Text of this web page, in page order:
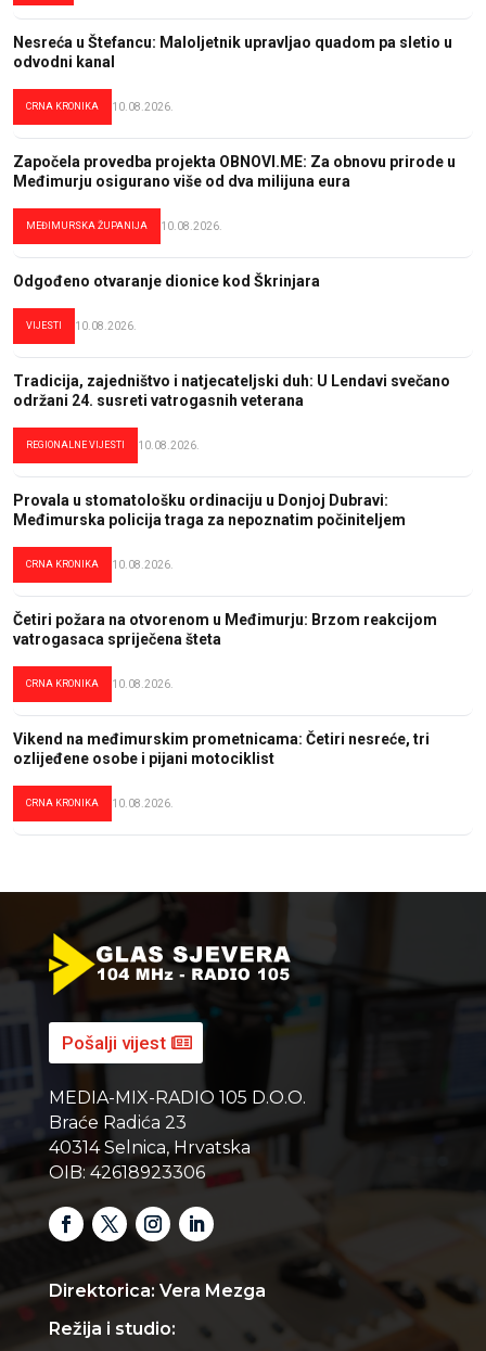
Nesreća u Štefancu: Maloljetnik upravljao quadom pa sletio u
odvodni kanal
CRNA KRONIKA 10.08.2026.
Započela provedba projekta OBNOVI.ME: Za obnovu prirode u
Međimurju osigurano više od dva milijuna eura
MEĐIMURSKA ŽUPANIJA 10.08.2026.
Odgođeno otvaranje dionice kod Škrinjara
VIJESTI 10.08.2026.
Tradicija, zajedništvo i natjecateljski duh: U Lendavi svečano
održani 24. susreti vatrogasnih veterana
REGIONALNE VIJESTI 10.08.2026.
Provala u stomatološku ordinaciju u Donjoj Dubravi:
Međimurska policija traga za nepoznatim počiniteljem
CRNA KRONIKA 10.08.2026.
Četiri požara na otvorenom u Međimurju: Brzom reakcijom
vatrogasaca spriječena šteta
CRNA KRONIKA 10.08.2026.
Vikend na međimurskim prometnicama: Četiri nesreće, tri
ozlijeđene osobe i pijani motociklist
CRNA KRONIKA 10.08.2026.
Pošalji vijest
MEDIA-MIX-RADIO 105 D.O.O.
Braće Radića 23
40314 Selnica, Hrvatska
OIB: 42618923306
Direktorica: Vera Mezga
Režija i studio: